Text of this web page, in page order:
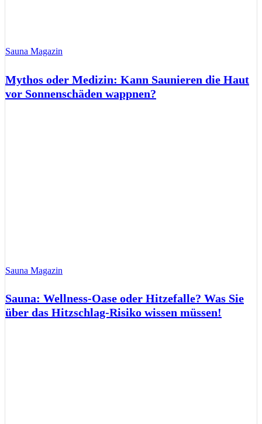
Sauna Magazin
Mythos oder Medizin: Kann Saunieren die Haut
vor Sonnenschäden wappnen?
Sauna Magazin
Sauna: Wellness-Oase oder Hitzefalle? Was Sie
über das Hitzschlag-Risiko wissen müssen!